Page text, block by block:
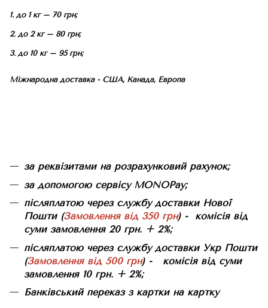
1. до 1 кг – 70 грн;
2. до 2 кг – 80 грн;
3. до 10 кг – 95 грн;
Міжнародна доставка - США, Канада, Европа
за реквізитами на розрахунковий рахунок;
за допомогою сервісу MONOPay;
післяплатою через службу доставки Нової
Пошти (Замовлення від 350 грн) - комісія від
суми замовлення 20 грн. + 2%;
післяплатою через службу доставки Укр Пошти
(Замовлення від 500 грн) - комісія від суми
замовлення 10 грн. + 2%;
Банківський переказ з картки на картку